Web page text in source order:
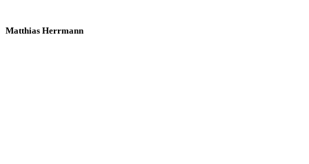
Matthias Herrmann